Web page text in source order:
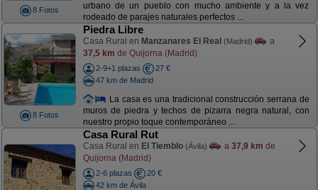
8 Fotos
urbano de un pueblo con mucho ambiente y a la vez
rodeado de parajes naturales perfectos ...
8 Fotos
Piedra Libre
Casa Rural en Manzanares El Real (Madrid)
a
37,5 km de Quijorna (Madrid)
2-9+1 plazas
27 €
47 km de Madrid
La casa es una tradicional construcción serrana de
muros de piedra y techos de pizarra negra natural, con
nuestro propio toque contemporáneo ...
Casa Rural Rut
Casa Rural en El Tiemblo (Ávila) a 37,9 km de
Quijorna (Madrid)
2-6 plazas
20 €
42 km de Ávila